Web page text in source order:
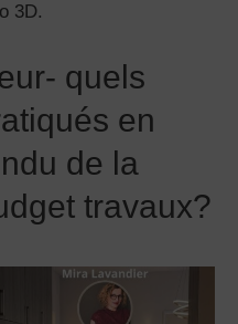
3D.
quels
en
de la
travaux?